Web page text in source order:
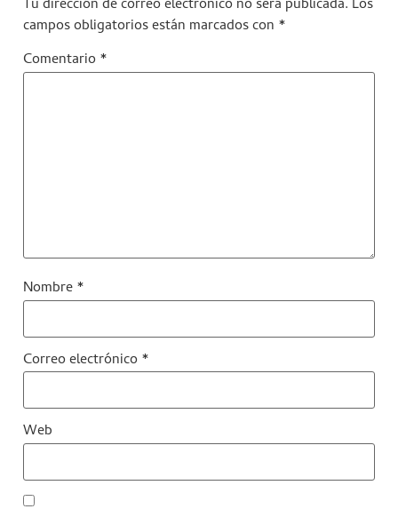
Tu dirección de correo electrónico no será publicada. Los
campos obligatorios están marcados con *
Comentario*
Nombre*
Correo electrónico*
Web